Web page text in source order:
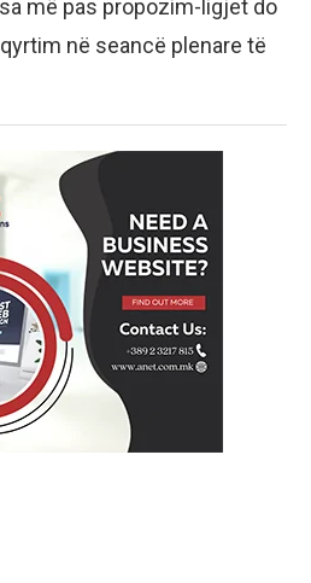
më pas propozim-ligjet do
në seancë plenare të